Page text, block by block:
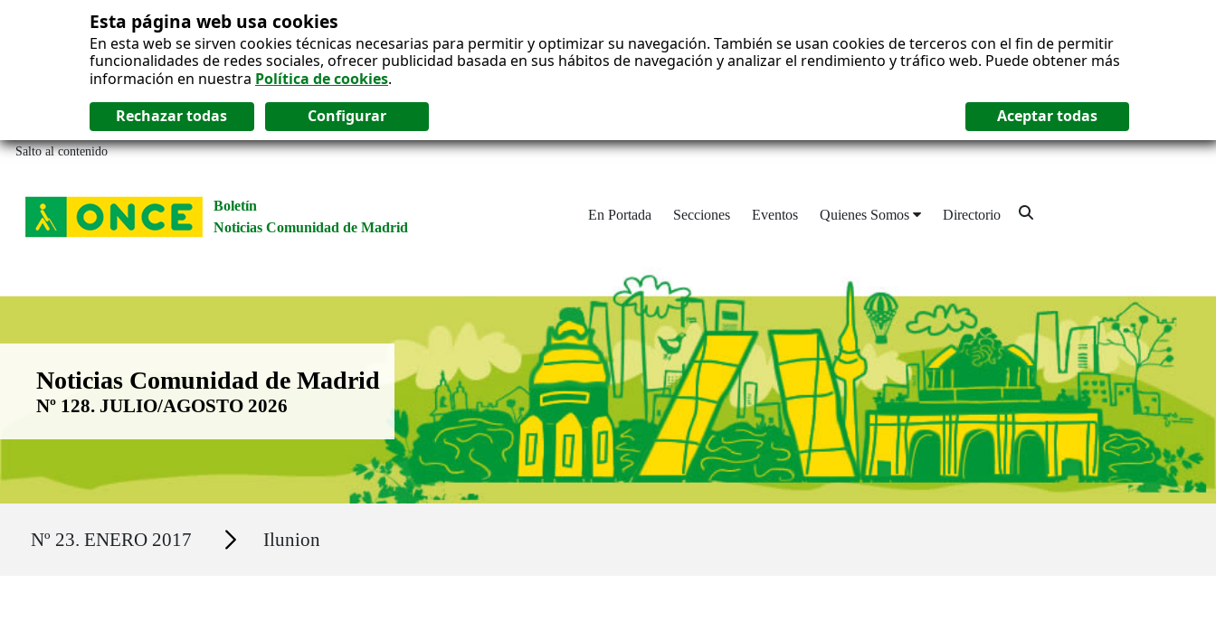
Esta página web usa cookies
En esta web se sirven cookies técnicas necesarias para permitir y optimizar su navegación. También se usan cookies de terceros con el fin de permitir
funcionalidades de redes sociales, ofrecer publicidad basada en sus hábitos de navegación y analizar el rendimiento y tráfico web. Puede obtener más
información en nuestra Política de cookies.
Salto al contenido
Boletín
Noticias Comunidad de Madrid
En Portada Secciones Eventos Quienes Somos Directorio
Boletín Noticias Comunidad de Madrid
Noticias Comunidad de Madrid
Nº 128. JULIO/AGOSTO 2026
Nº 23. ENERO 2017 Secciones Ilunion